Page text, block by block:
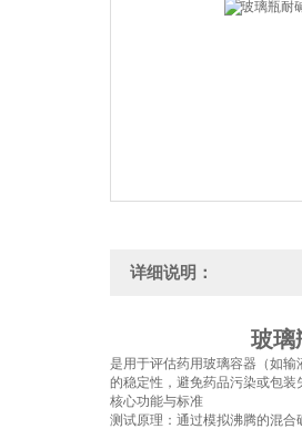
详细说明：
玻璃
是用于评估药用玻璃容器（如
的稳定性，避免药品污染或包装
核心功能与标准
测试原理‌：通过模拟沸腾的混合